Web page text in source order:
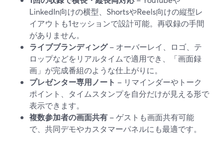
LinkedIn向けの横型、ShortsやReels向けの縦型レ
イアウトも1セッションで設計可能。再収録の手間
がありません。
ライブブランディング– オーバーレイ、ロゴ、テ
ロップなどをリアルタイムで適用でき、「画面録
画」が完成番組のような仕上がりに。
プレゼンター専用ノート – リマインダーやトーク
ポイント、タイムスタンプを自分だけが見える形で
表示できます。
複数参加者の画面共有 – ゲストも画面共有可能
で、共同デモやカスタマーパネルにも最適です。